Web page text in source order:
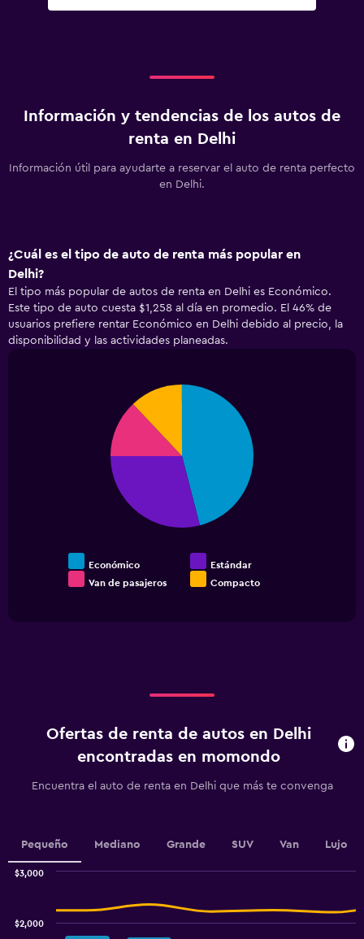
Información y tendencias de los autos de
renta en Delhi
Información útil para ayudarte a reservar el auto de renta perfecto
en Delhi.
¿Cuál es el tipo de auto de renta más popular en
Delhi?
El tipo más popular de autos de renta en Delhi es Económico.
Este tipo de auto cuesta $1,258 al día en promedio. El 46% de
usuarios prefiere rentar Económico en Delhi debido al precio, la
disponibilidad y las actividades planeadas.
Económico
Estándar
Van de pasajeros
Compacto
Ofertas de renta de autos en Delhi
encontradas en momondo
Encuentra el auto de renta en Delhi que más te convenga
Pequeño Mediano Grande SUV Van Lujo
$2,000
$3,000